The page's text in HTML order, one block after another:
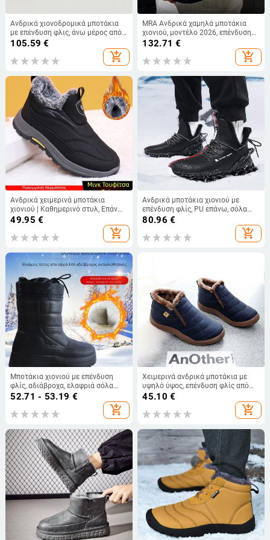
Ανδρικά χιονοδρομικά μποτάκια
με επένδυση φλις, άνω μέρος από
ύφασμα με γούνα και μικροϊνες
δέρμα, αντιολισθητική σόλα
καουτσούκ, κλείσιμο Velcro,
3–5 cm
105.59 €
add_shopping_cart
MRA Ανδρικά χαμηλά μποτάκια
χιονιού, μοντέλο 2026, επένδυση
φλίς για ζεστασιά, με παχιά σόλα
132.71 €
add_shopping_cart
Ανδρικά χειμερινά μποτάκια
χιονιού | Καθημερινό στυλ, Επάνω
μέρος από ύφασμα, Σόλα από
ανθεκτικό καουτσούκ, Θερμά και
αντιολισθητικά, Χωρίς κορδόνια
49.95 €
add_shopping_cart
Ανδρικά μποτάκια χιονιού με
επένδυση φλίς, PU επάνω, σόλα
από καουμουκ, αντιολισθητική
μπροστά
80.96 €
add_shopping_cart
Μποτάκια χιονιού με επένδυση
φλίς, αδιάβροχα, ελαφριά σόλα
EVA, μόνωση εσωτερικού plush,
52.71 - 53.19 €
add_shopping_cart
Χειμερινά ανδρικά μποτάκια με
υψηλό ύψος, επένδυση φλίς από
βαμβάκι, ελαφριά
45.10 €
add_shopping_cart